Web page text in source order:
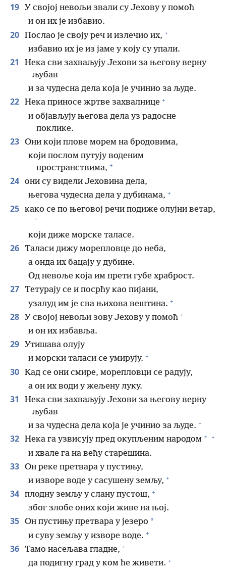
19
У својој невољи звали су Јехову у помоћ
и он их је избавио.
20 Послао је своју реч и излечио их, +
избавио их је из јаме у коју су упали.
21
Нека сви захваљују Јехови за његову верну
љубав
и за чудесна дела која је учинио за људе.
22 Нека приносе жртве захвалнице +
и објављују његова дела уз радосне
поклике.
23 Они који плове морем на бродовима,
који послом путују воденим
пространствима, +
24 они су видели Јеховина дела,
његова чудесна дела у дубинама, +
25 како се по његовој речи подиже олујни ветар,
+
који диже морске таласе.
26 Таласи дижу морепловце до неба,
а онда их бацају у дубине.
Од невоље која им прети губе храброст.
27 Тетурају се и посрћу као пијани,
узалуд им је сва њихова вештина. +
28 У својој невољи зову Јехову у помоћ +
и он их избавља.
29
Утишава олују
и морски таласи се умирују. +
30 Кад се они смире, морепловци се радују,
а он их води у жељену луку.
31
Нека сви захваљују Јехови за његову верну
љубав
и за чудесна дела која је учинио за људе. +
32 Нека га узвисују пред окупљеним народом * +
и хвале га на већу старешина.
33 Он реке претвара у пустињу,
и изворе воде у сасушену земљу, +
34 плодну земљу у слану пустош, +
због злобе оних који живе на њој.
35 Он пустињу претвара у језеро *
и суву земљу у изворе воде. +
36 Тамо насељава гладне, +
да подигну град у ком ће живети. +